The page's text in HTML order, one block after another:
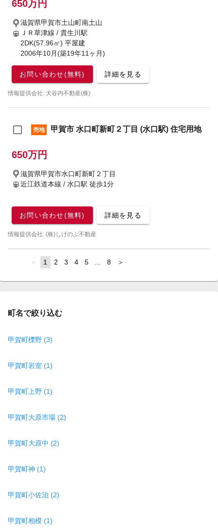
650万円
滋賀県甲賀市土山町南土山
ＪＲ草津線 / 貴生川駅
2DK(57.96㎡) 平屋建
2006年10月(築19年11ヶ月)
お問い合わせ(無料) 詳細を見る
情報提供会社: 大谷内不動産(株)
売地 甲賀市 水口町新町２丁目 (水口駅) 住宅用地
650万円
滋賀県甲賀市水口町新町２丁目
近江鉄道本線 / 水口駅 徒歩1分
お問い合わせ(無料) 詳細を見る
情報提供会社: (株)しげのぶ不動産
page
You're
page
1 page
2 page
3 page
4 page
5 pagepage
8 page
町名で絞り込む
甲賀町櫟野 (3)
甲賀町岩室 (1)
甲賀町上野 (1)
甲賀町大原市場 (2)
甲賀町大原中 (2)
甲賀町神 (1)
甲賀町小佐治 (2)
甲賀町相模 (1)